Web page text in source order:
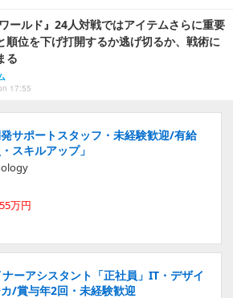
ワールド』24人対戦ではアイテムさらに重要
順位を下げ打開するか逃げ切るか、戦術に
る
17:55
サポートスタッフ・未経験歓迎/有給
スキルアップ」
万円
ーアシスタント「正社員」IT・デザイ
/賞与年2回・未経験歓迎